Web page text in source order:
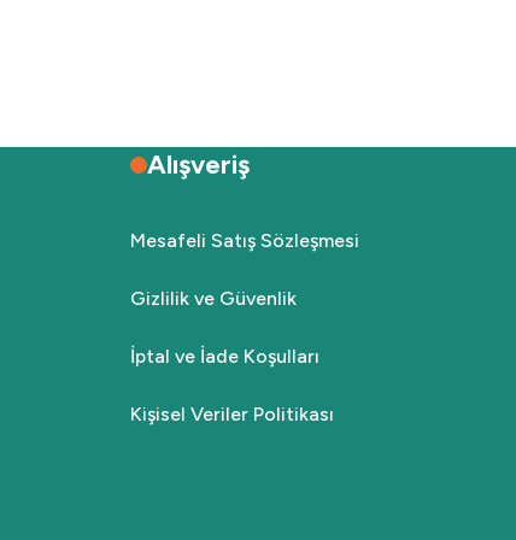
Alışveriş
Mesafeli Satış Sözleşmesi
Gizlilik ve Güvenlik
İptal ve İade Koşulları
Kişisel Veriler Politikası